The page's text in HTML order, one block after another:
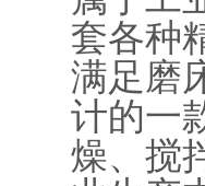
套各种
满足磨
计的一
燥、搅